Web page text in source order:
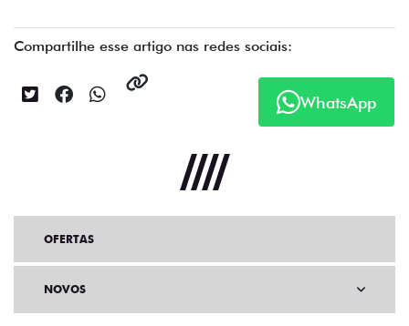
Compartilhe esse artigo nas redes sociais:
WhatsApp
OFERTAS
NOVOS